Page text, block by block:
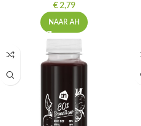
€2,79
NAAR AH